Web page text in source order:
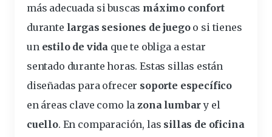
más adecuada si buscas máximo confort
durante largas sesiones de juegoo si tienes
un estilo de vida que te obliga a estar
sentado durante horas. Estas sillas están
diseñadas para ofrecer soporte específico
en áreas clave como lazona lumbary el
cuello. En comparación, las sillas de oficina